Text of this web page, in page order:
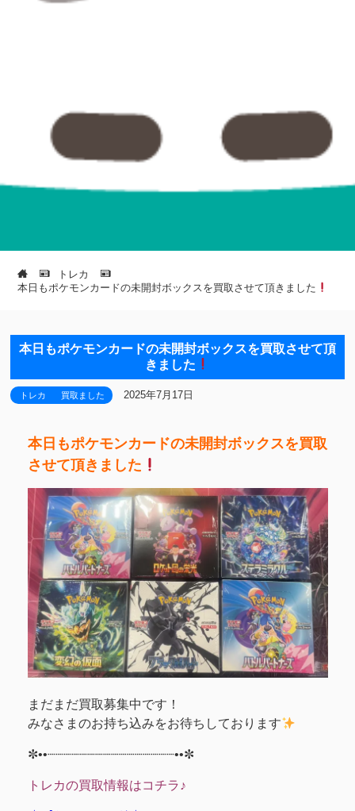
トレカ
本日もポケモンカードの未開封ボックスを買取させて頂きました
本日もポケモンカードの未開封ボックスを買取させて頂
きました
トレカ 買取ました 2025年7月17日
本日もポケモンカードの未開封ボックスを買取
させて頂きました
まだまだ買取募集中です！
みなさまのお持ち込みをお待ちしております
✼••┈┈┈┈┈┈┈┈┈┈┈┈┈┈┈┈••✼
トレカの買取情報はコチラ♪